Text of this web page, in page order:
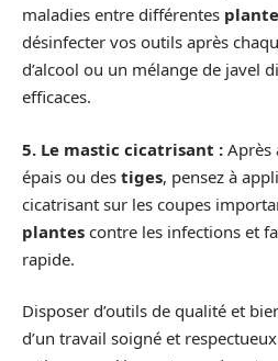
maladies entre différentes
désinfecter vos outils après
d’alcool ou un mélange de javel
efficaces.
5. Le mastic cicatrisant : Après
épais ou des tiges, pensez à
cicatrisant sur les coupes
plantes contre les infections et
rapide.
Disposer d’outils de qualité et
d’un travail soigné et